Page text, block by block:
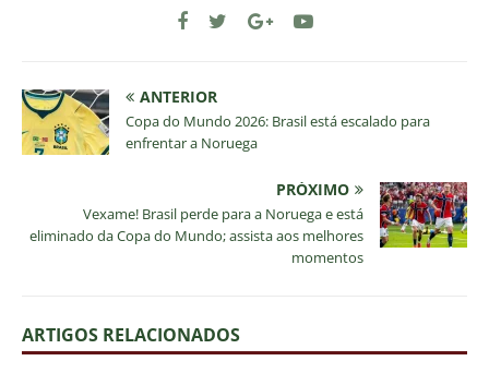
ANTERIOR
Copa do Mundo 2026: Brasil está escalado para
enfrentar a Noruega
PRÓXIMO
Vexame! Brasil perde para a Noruega e está
eliminado da Copa do Mundo; assista aos melhores
momentos
ARTIGOS RELACIONADOS